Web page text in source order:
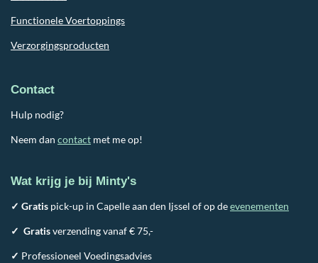
Functionele Voertoppings
Verzorgingsproducten
Contact
Hulp nodig?
Neem dan contact met me op!
Wat krijg je bij Minty's
✓ Gratis pick-up in Capelle aan den Ijssel of op deevenementen
✓ Gratisverzending vanaf € 75,-
✓ Professioneel Voedingsadvies